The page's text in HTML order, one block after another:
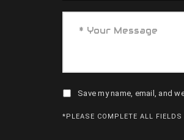
Save my name, email, and
*PLEASE COMPLETE ALL FIELDS